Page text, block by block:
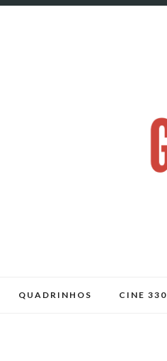
QUADRINHOS CINE 330